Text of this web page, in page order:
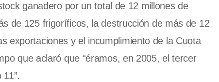
ganadero por un total de 12 millones de
de 125 frigoríficos, la destrucción de más de 12
exportaciones y el incumplimiento de la Cuota
que aclaró que “éramos, en 2005, el tercer